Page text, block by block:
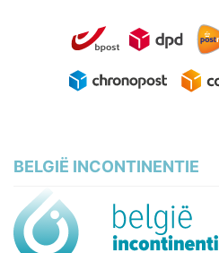
BELGIË INCONTINENTIE